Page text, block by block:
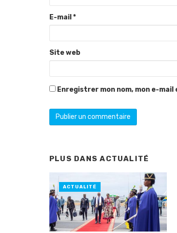
E-mail *
Site web
Enregistrer mon nom, mon e-
PLUS DANSACTUALITÉ
ACTUALITÉ